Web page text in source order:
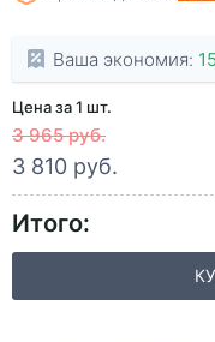
Ваша экономия:
Цена за 1 шт.
3 965 руб.
3 810 руб.
Итого: